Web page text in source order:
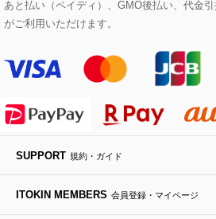
Maison de CINQ
MK MICHEL KLEIN BAG
HIROKO KOSHINO
セットアップワンピース
ステンカラーコート
ライダースジャケット
デニムジャケット
ダウンジャケット・コート
ヘアアクセサリー
ハンカチ・バンダナ
手袋
チャーム・ストラップ
ブローチ・コサージュ
ボストンバッグ
バックパック・リュック
ボディバッグ・メッセンジャー
トラベルバッグ
スニーカー
フラットシューズ
ローファー
ドレスシューズ
ローズ
カサブランカ・カラー
ラナンキュラス
ポプリアレンジ＆フレグランス
あと払い（ペイディ）、GMO後払い、代金引
がご利用いただけます。
SUPPORT 規約・ガイド
ITOKIN MEMBERS 会員登録・マイページ